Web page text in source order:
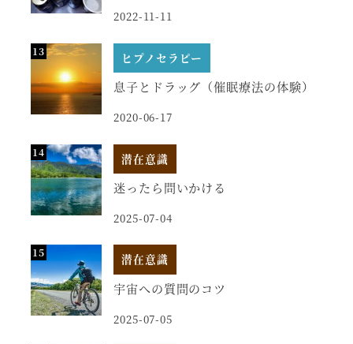
2022-11-11
ヒプノセラピー
息子とドラッグ（催眠療法の体験）
2020-06-17
潜在意識
迷ったら問いかける
2025-07-04
潜在意識
宇宙への質問のコツ
2025-07-05